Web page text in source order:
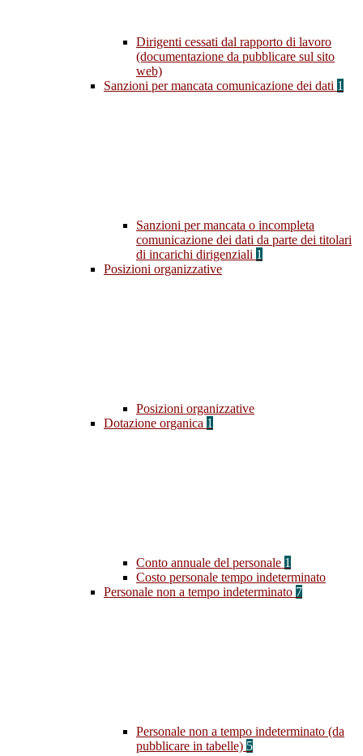
Dirigenti cessati dal rapporto di lavoro
(documentazione da pubblicare sul sito
web)
Sanzioni per mancata comunicazione dei dati 1
Sanzioni per mancata o incompleta
comunicazione dei dati da parte dei titolari
di incarichi dirigenziali 1
Posizioni organizzative
Posizioni organizzative
Dotazione organica 1
Conto annuale del personale 1
Costo personale tempo indeterminato
Personale non a tempo indeterminato 7
Personale non a tempo indeterminato (da
pubblicare in tabelle) 5